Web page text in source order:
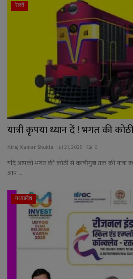
रेलवे
यात्री कृपया ध्यान दें ! भगत की
Niraj Kumar Shukla Jul 21, 2025 0
यदि आपको भगत की कोठी से काचीगुडा तक की यात्रा
आप ...
मध्यप्रदेश